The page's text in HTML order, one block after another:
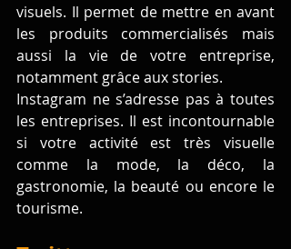
visuels. Il permet de mettre en avant
les produits commercialisés mais
aussi la vie de votre entreprise,
notamment grâce aux stories.
Instagram ne s’adresse pas à toutes
les entreprises. Il est incontournable
si votre activité est très visuelle
comme la mode, la déco, la
gastronomie, la beauté ou encore le
tourisme.